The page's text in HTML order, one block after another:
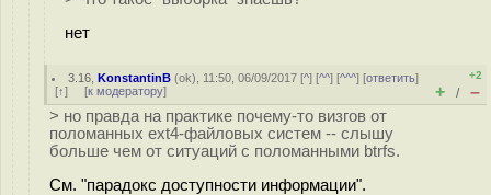
нет
3.16 ,KonstantinB (ok), 11:50, 06/09/2017 [^] [^^] [^^^] [ответить]
[↑] [к модератору]
+2
+ / –
> но правда на практике почему-то визгов от
поломанных ext4-файловых систем -- слышу
больше чем от ситуаций с поломанными btrfs.
См. "парадокс доступности информации".